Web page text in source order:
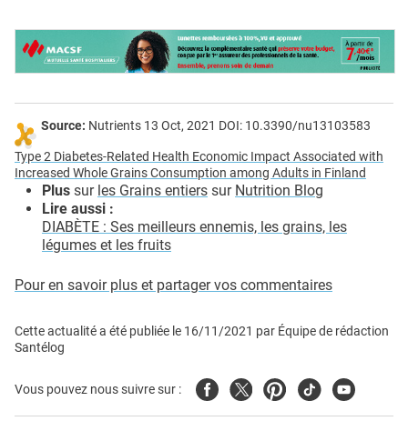
Source: Nutrients 13 Oct, 2021 DOI: 10.3390/nu13103583
Type 2 Diabetes-Related Health Economic Impact Associated with
Increased Whole Grains Consumption among Adults in Finland
Plus sur les Grains entiers sur Nutrition Blog
Lire aussi :
DIABÈTE : Ses meilleurs ennemis, les grains, les
légumes et les fruits
Pour en savoir plus et partager vos commentaires
Cette actualité a été publiée le 16/11/2021 par Équipe de rédaction
Santélog
Vous pouvez nous suivre sur : FacebookTwitterPinterest
TiktokYoutube